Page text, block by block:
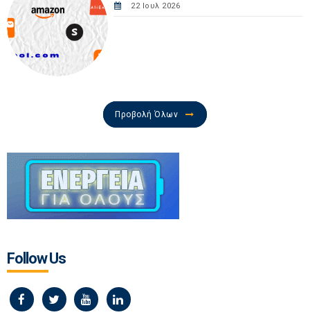
22 Ιουλ 2026
Προβολή Όλων
Follow Us